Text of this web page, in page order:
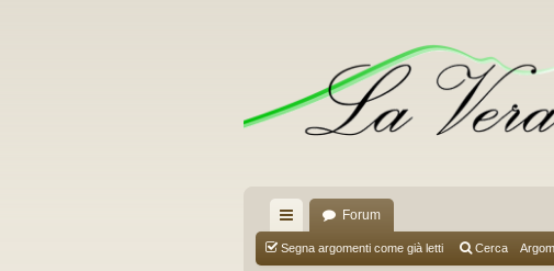
oll
Forum
Segna argomenti come già letti Cerca